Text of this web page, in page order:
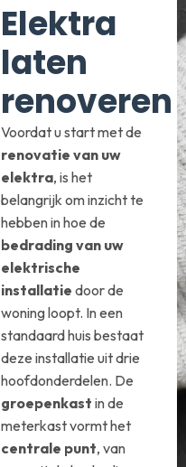
Elektra
laten
renoveren
Voordat u start met de
renovatie van uw
elektra, is het
belangrijk om inzicht te
hebben in hoe de
bedrading van uw
elektrische
installatie door de
woning loopt. In een
standaard huis bestaat
deze installatie uit drie
hoofdonderdelen. De
groepenkast in de
meterkast vormt het
centrale punt, van